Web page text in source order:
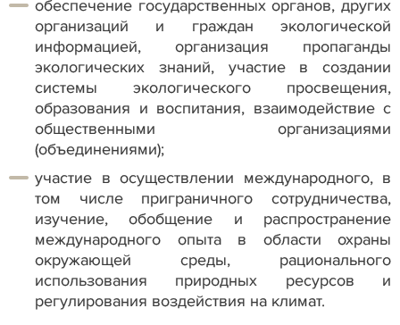
обеспечение государственных органов, других
организаций и граждан экологической
информацией, организация пропаганды
экологических знаний, участие в создании
системы экологического просвещения,
образования и воспитания, взаимодействие с
общественными организациями
(объединениями);
участие в осуществлении международного, в
том числе приграничного сотрудничества,
изучение, обобщение и распространение
международного опыта в области охраны
окружающей среды, рационального
использования природных ресурсов и
регулирования воздействия на климат.